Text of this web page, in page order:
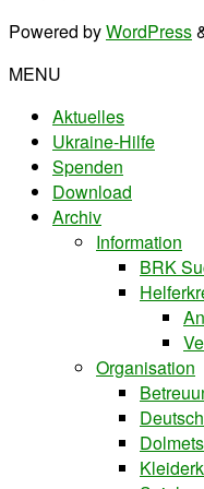
Powered byWordPress
MENU
Aktuelles
Ukraine-Hilfe
Spenden
Download
Archiv
Information
BRK
Organisation